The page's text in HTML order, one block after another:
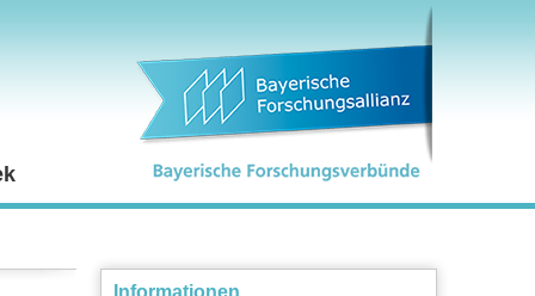
Informationen